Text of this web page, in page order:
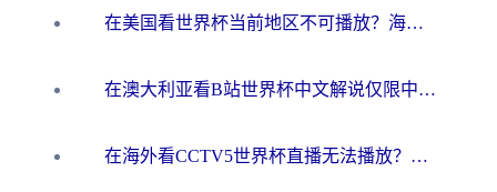
在美国看世界杯当前地区不可播放？海外党体育观赛终极指南来了！
在澳大利亚看B站世界杯中文解说仅限中国大陆？这篇指南帮你打破限制看遍赛事
在海外看CCTV5世界杯直播无法播放？这篇指南让你和国内球迷同步呐喊